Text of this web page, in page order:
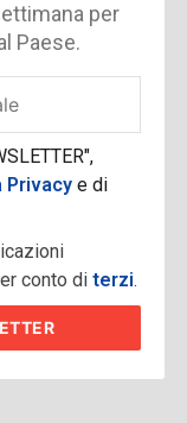
per
Paese.
Privacye di
conto diterzi.